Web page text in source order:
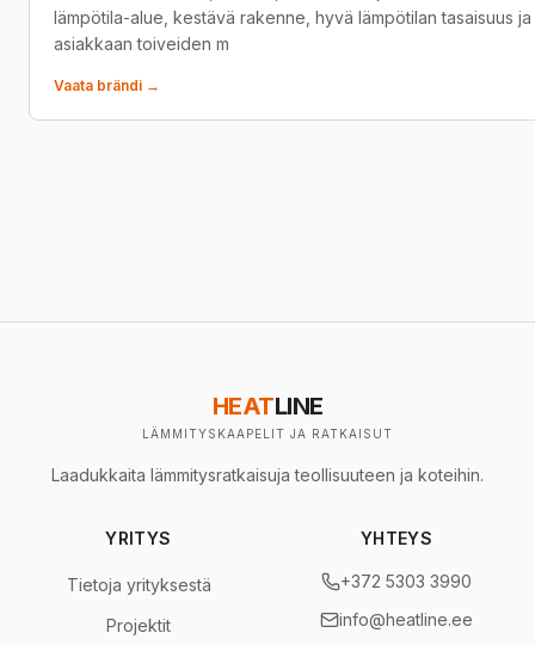
lämpötila-alue, kestävä rakenne, hyvä lämpötilan tasaisuus
asiakkaan toiveiden m
Vaata brändi →
HEATLINE
LÄMMITYSKAAPELIT JA RATKAISUT
Laadukkaita lämmitysratkaisuja teollisuuteen ja koteihin.
YRITYS
Tietoja yrityksestä
Projektit
YHTEYS
+372 5303 3990
info@heatline.ee